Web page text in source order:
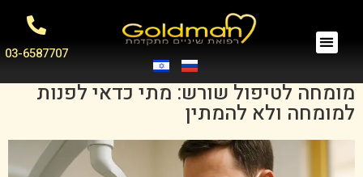
03-6587707
מומחה לטיפול שורש: מתי כדאי לפנות
למומחה ולא להמתין